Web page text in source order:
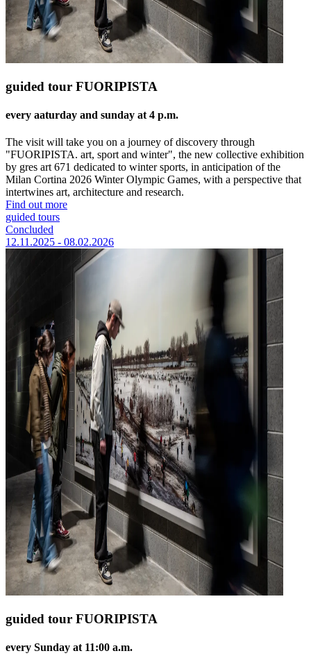
guided tour FUORIPISTA
every aaturday and sunday at 4 p.m.
The visit will take you on a journey of discovery through
"FUORIPISTA. art, sport and winter", the new collective exhibition
by gres art 671 dedicated to winter sports, in anticipation of the
Milan Cortina 2026 Winter Olympic Games, with a perspective that
intertwines art, architecture and research.
Find out more
guided tours
Concluded
12.11.2025 - 08.02.2026
guided tour FUORIPISTA
every Sunday at 11:00 a.m.